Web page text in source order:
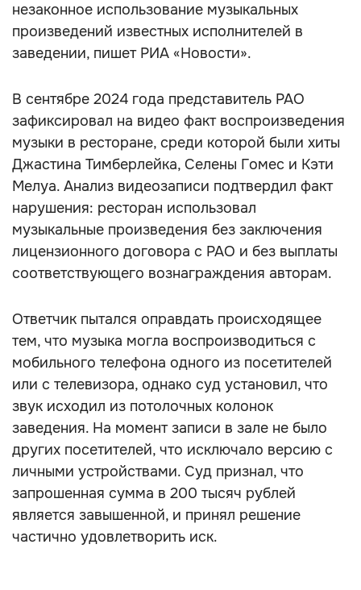
незаконное использование музыкальных
произведений известных исполнителей в
заведении, пишет РИА «Новости».
В сентябре 2024 года представитель РАО
зафиксировал на видео факт воспроизведения
музыки в ресторане, среди которой были хиты
Джастина Тимберлейка, Селены Гомес и Кэти
Мелуа. Анализ видеозаписи подтвердил факт
нарушения: ресторан использовал
музыкальные произведения без заключения
лицензионного договора с РАО и без выплаты
соответствующего вознаграждения авторам.
Ответчик пытался оправдать происходящее
тем, что музыка могла воспроизводиться с
мобильного телефона одного из посетителей
или с телевизора, однако суд установил, что
звук исходил из потолочных колонок
заведения. На момент записи в зале не было
других посетителей, что исключало версию с
личными устройствами. Суд признал, что
запрошенная сумма в 200 тысяч рублей
является завышенной, и принял решение
частично удовлетворить иск.